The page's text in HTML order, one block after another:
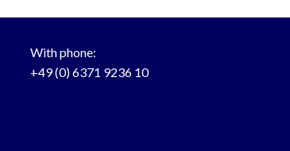
With phone:
+49 (0) 6371 9236 10